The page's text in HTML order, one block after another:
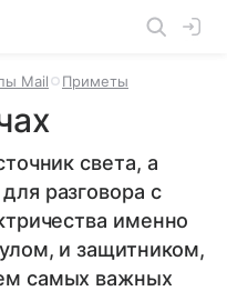
Mail Приметы
света, а
разговора с
именно
и защитником,
самых важных